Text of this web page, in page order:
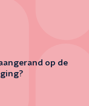
op de